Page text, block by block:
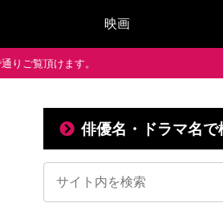
映画
りご覧頂けます。
俳優名・ドラマ名で